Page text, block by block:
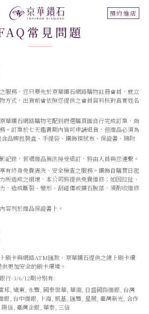
預約進店
常見問題
服務，您只要先於京華鑽石網路購物註冊會員，就立
方式，出貨前會依照您提供之會員資料核對真實姓名
華鑽石網路購物宅配到府選購頁面自行完成訂單，尚
。訂單於七天鑑賞期內皆可申請退貨，但商品必須為
品牌包裝盒、手提袋、鑽飾擦拭布、保證書、隨附
記錄，若遇商品無法接受退訂，將由人員與您連繫。
有終身免費清洗、安全檢查之服務。鑽飾自購買日起
所造成之損壞，本公司將提供免費維修；如因拉扯、
，造成斷裂、變形、刮碰傷或鑽石脫落，須酌收維修
容列於商品保證書上。
刷卡與網路ATM匯款，京華鑽石提供之線上刷卡環
更加安全的刷卡環境。
行-3/6/12期分別有:
邦, 遠東, 永豐, 國泰世華, 華南, 日盛國際商銀, 台灣
銀, 台中商銀, 上海, 凱基, 匯豐, 星展, 臺灣新光, 合作
信, 臺灣企銀, 華泰, 三信